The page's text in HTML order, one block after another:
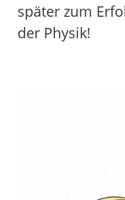
später zum
der Physik!